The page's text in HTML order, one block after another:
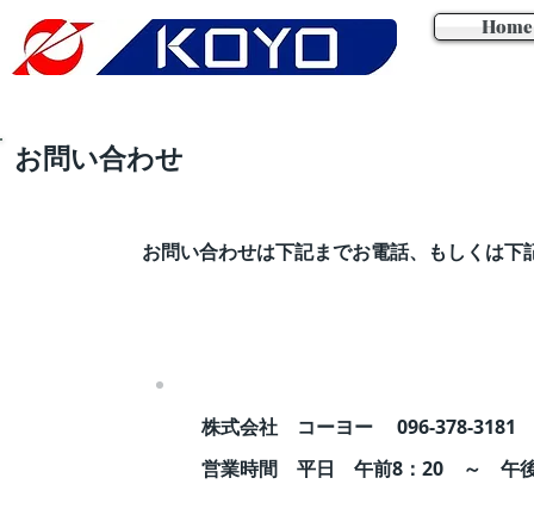
Home
​お問い合わせ
お問い合わせは下記までお電話、もしくは
株式会社 コーヨー 096-378-3181
営業時間 平日 午前8：20 ～ 午